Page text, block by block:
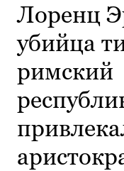
Лоренц
убийца
римский